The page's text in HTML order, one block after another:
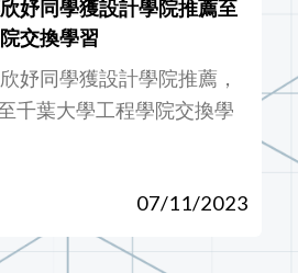
妤同學獲設計學院推薦至
交換學習
妤同學獲設計學院推薦，
千葉大學工程學院交換學
07/11/2023